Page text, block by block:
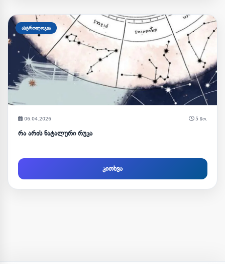
ასტროლოგია
06.04.2026 5 წთ.
რა არის ნატალური რუკა
კითხვა